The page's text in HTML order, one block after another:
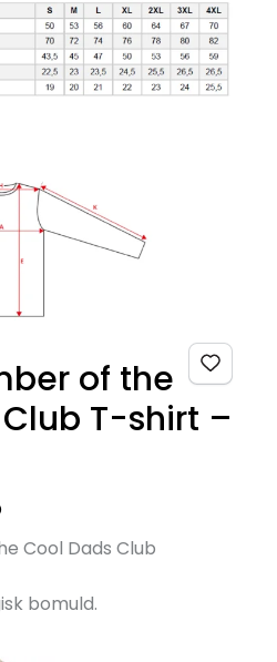
of the
T-shirt –
Cool Dads Club
bomuld.